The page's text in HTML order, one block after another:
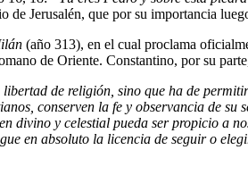
Jerusalén, que por su importancia
(año 313), en el cual proclama
de Oriente. Constantino, por su
de religión, sino que ha de
conserven la fe y observancia de
divino y celestial pueda ser propicio a
en absoluto la licencia de seguir o